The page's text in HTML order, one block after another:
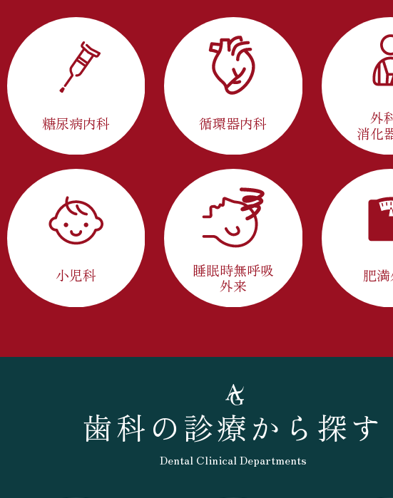
糖尿病内科 循環器内科
外
消化
小児科
睡眠時無呼吸
外来
肥
歯科の診療から探す
Dental Clinical Departments